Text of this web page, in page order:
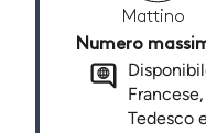
Mattino
Numero
Tedesco